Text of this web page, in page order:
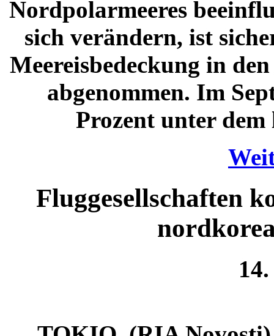
Nordpolarmeeres
sich verändern, ist
Meereisbedeckung in
abgenommen. Im
Prozent unter
Fluggesellschaften